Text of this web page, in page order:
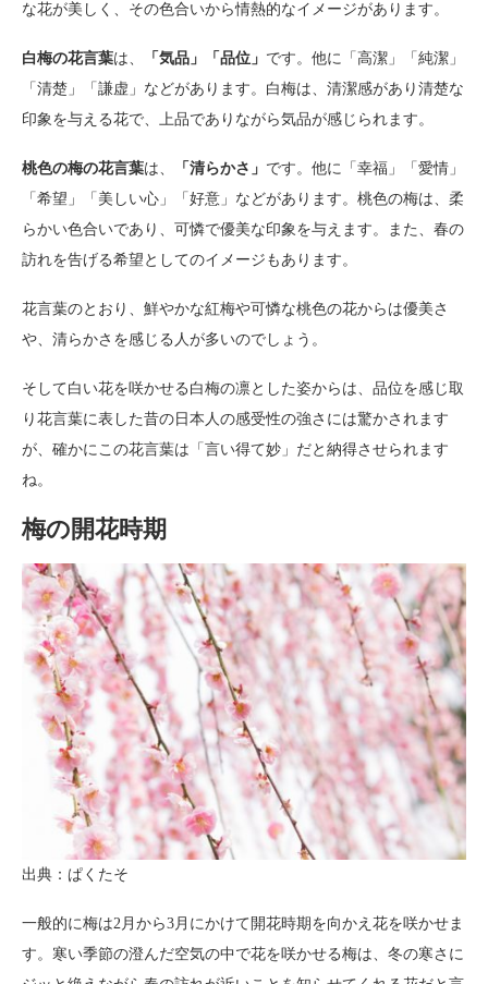
な花が美しく、その色合いから情熱的なイメージがあります。
白梅の花言葉は、 「気品」「品位」 です。他に「高潔」「純潔」
「清楚」「謙虚」などがあります。白梅は、清潔感があり清楚な
印象を与える花で、上品でありながら気品が感じられます。
桃色の梅の花言葉は、 「清らかさ」 です。他に「幸福」「愛情」
「希望」「美しい心」「好意」などがあります。桃色の梅は、柔
らかい色合いであり、可憐で優美な印象を与えます。また、春の
訪れを告げる希望としてのイメージもあります。
花言葉のとおり、鮮やかな紅梅や可憐な桃色の花からは優美さ
や、清らかさを感じる人が多いのでしょう。
そして白い花を咲かせる白梅の凛とした姿からは、品位を感じ取
り花言葉に表した昔の日本人の感受性の強さには驚かされます
が、確かにこの花言葉は「言い得て妙」だと納得させられます
ね。
梅の開花時期
出典：ぱくたそ
一般的に梅は2月から3月にかけて開花時期を向かえ花を咲かせま
す。寒い季節の澄んだ空気の中で花を咲かせる梅は、冬の寒さに